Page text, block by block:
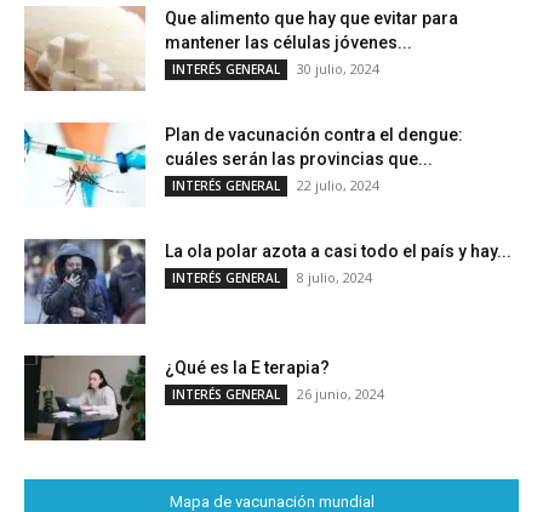
Que alimento que hay que evitar para
mantener las células jóvenes...
INTERÉS GENERAL 30 julio, 2024
Plan de vacunación contra el dengue:
cuáles serán las provincias que...
INTERÉS GENERAL 22 julio, 2024
La ola polar azota a casi todo el país y hay...
INTERÉS GENERAL 8 julio, 2024
¿Qué es la E terapia?
INTERÉS GENERAL 26 junio, 2024
Mapa de vacunación mundial